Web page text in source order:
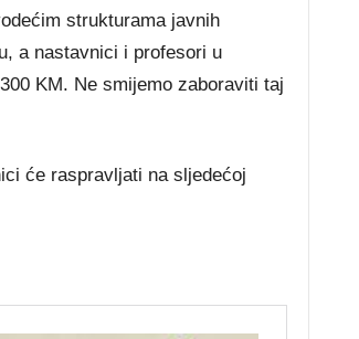
strukturama javnih
a nastavnici i profesori u
KM. Ne smijemo zaboraviti taj
će raspravljati na sljedećoj